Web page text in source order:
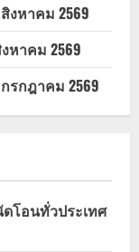
งหาคม 2569
หาคม 2569
รกฎาคม 2569
ดโอนทั่วประเทศ